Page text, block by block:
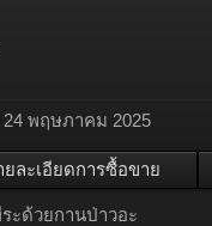
24 พฤษภาคม 2025
ยละเอียดการซื้อขาย
ะด้วยกานป่าวอะ